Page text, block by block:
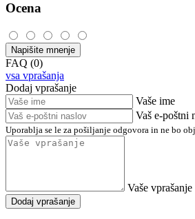
Ocena
Napišite mnenje
FAQ (0)
vsa vprašanja
Dodaj vprašanje
Vaše ime
Vaš e-poštni
Uporablja se le za pošiljanje odgovora in ne bo
Vaše vprašanje
Dodaj vprašanje